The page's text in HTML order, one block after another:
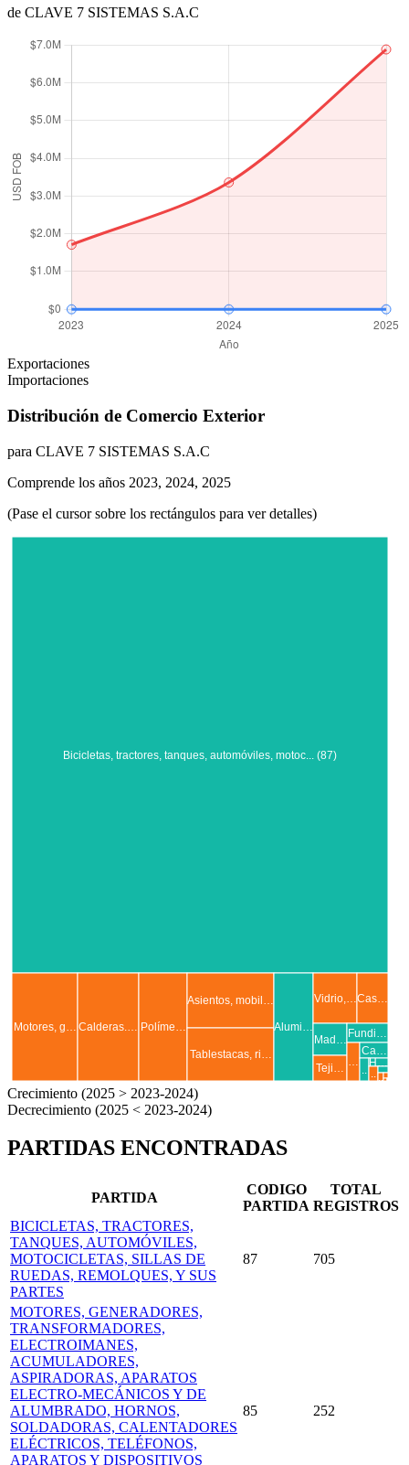
de CLAVE 7 SISTEMAS S.A.C
Exportaciones
Importaciones
Distribución de Comercio Exterior
para CLAVE 7 SISTEMAS S.A.C
Comprende los años 2023, 2024, 2025
(Pase el cursor sobre los rectángulos para ver detalles)
Bicicletas, tractores, tanques, automóviles, motoc... (87)
Motores, g… Calderas.… Políme…
Asientos, mobil…
Tablestacas, ri…
Alumi…
Vidrio,… Cas…
Mad…
Teji…
Fundi…
Ca…
H…
..
....
Crecimiento (2025 > 2023-2024)
Decrecimiento (2025 < 2023-2024)
PARTIDAS ENCONTRADAS
PARTIDA
CODIGO
PARTIDA
TOTAL
REGISTROS
BICICLETAS, TRACTORES,
TANQUES, AUTOMÓVILES,
MOTOCICLETAS, SILLAS DE
RUEDAS, REMOLQUES, Y SUS
PARTES
87 705
MOTORES, GENERADORES,
TRANSFORMADORES,
ELECTROIMANES,
ACUMULADORES,
ASPIRADORAS, APARATOS
ELECTRO-MECÁNICOS Y DE
ALUMBRADO, HORNOS,
SOLDADORAS, CALENTADORES
ELÉCTRICOS, TELÉFONOS,
APARATOS Y DISPOSITIVOS
85 252